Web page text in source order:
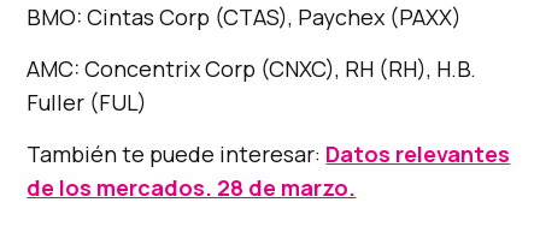
BMO: Cintas Corp (CTAS), Paychex (PAXX)
AMC: Concentrix Corp (CNXC), RH (RH), H.B.
Fuller (FUL)
También te puede interesar: Datos relevantes
de los mercados. 28 de marzo.